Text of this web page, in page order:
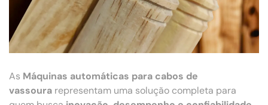
As Máquinas automáticas para cabos de
vassoura representam uma solução completa para